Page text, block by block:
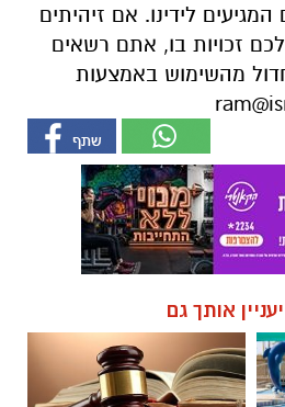
המגיעים לידינו. אם זיהיתים
זכויות בו, אתם רשאים
מהשימוש באמצעות
אותך גם